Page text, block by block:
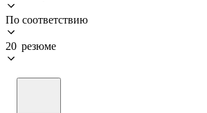
По соответствию
20 резюме